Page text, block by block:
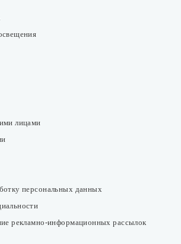
лицами
персональных данных
рекламно-информационных рассылок